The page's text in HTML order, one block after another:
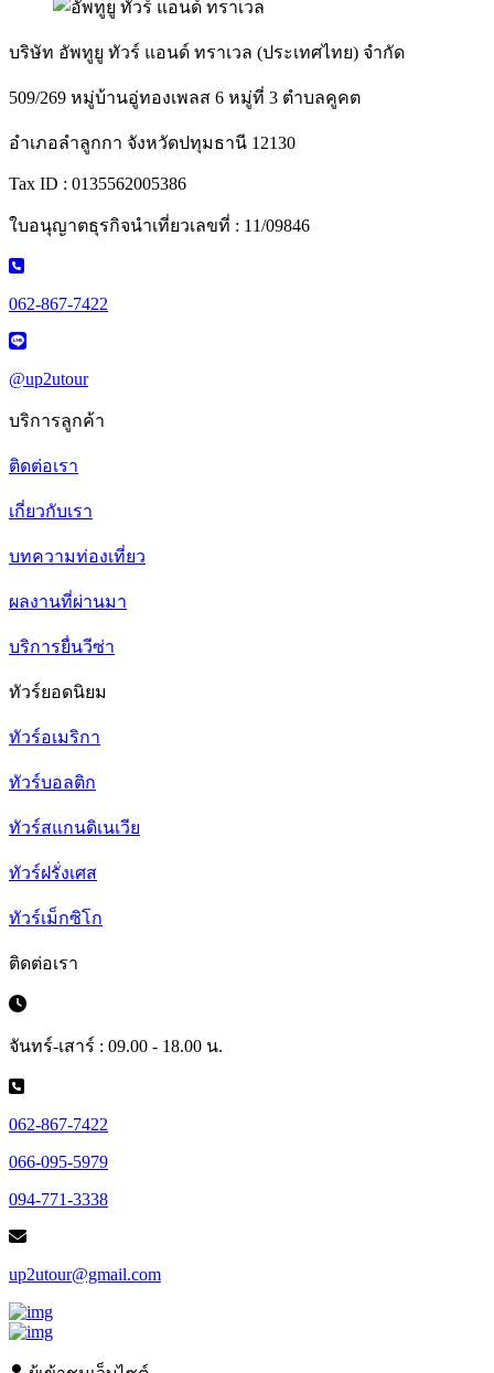
บริษัท อัพทูยู ทัวร์ แอนด์ ทราเวล (ประเทศไทย) จำกัด
509/269 หมู่บ้านอู่ทองเพลส 6 หมู่ที่ 3 ตำบลคูคต
อำเภอลำลูกกา จังหวัดปทุมธานี 12130
Tax ID : 0135562005386
ใบอนุญาตธุรกิจนำเที่ยวเลขที่ : 11/09846
062-867-7422
@up2utour
บริการลูกค้า
ติดต่อเรา
เกี่ยวกับเรา
บทความท่องเที่ยว
ผลงานที่ผ่านมา
บริการยื่นวีซ่า
ทัวร์ยอดนิยม
ทัวร์อเมริกา
ทัวร์บอลติก
ทัวร์สแกนดิเนเวีย
ทัวร์ฝรั่งเศส
ทัวร์เม็กซิโก
ติดต่อเรา
จันทร์-เสาร์ : 09.00 - 18.00 น.
062-867-7422
066-095-5979
094-771-3338
up2utour@gmail.com